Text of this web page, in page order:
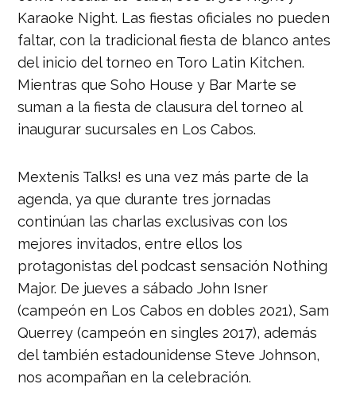
Karaoke Night. Las fiestas oficiales no pueden
faltar, con la tradicional fiesta de blanco antes
del inicio del torneo en Toro Latin Kitchen.
Mientras que Soho House y Bar Marte se
suman a la fiesta de clausura del torneo al
inaugurar sucursales en Los Cabos.
Mextenis Talks! es una vez más parte de la
agenda, ya que durante tres jornadas
continúan las charlas exclusivas con los
mejores invitados, entre ellos los
protagonistas del podcast sensación Nothing
Major. De jueves a sábado John Isner
(campeón en Los Cabos en dobles 2021), Sam
Querrey (campeón en singles 2017), además
del también estadounidense Steve Johnson,
nos acompañan en la celebración.